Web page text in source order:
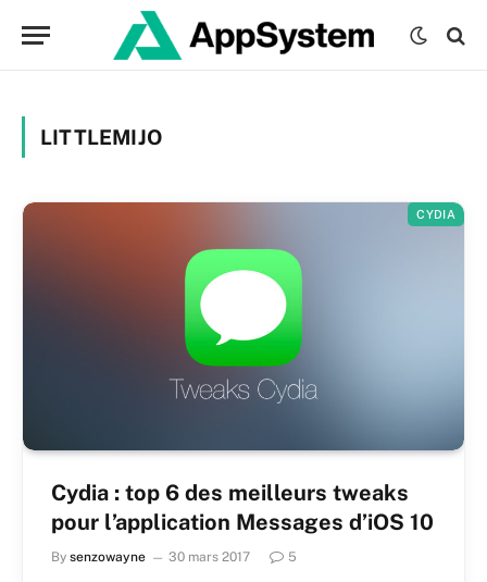
LITTLEMIJO
CYDIA
Cydia : top 6 des meilleurs tweaks
pour l’application Messages d’iOS 10
By senzowayne 30 mars 2017 5